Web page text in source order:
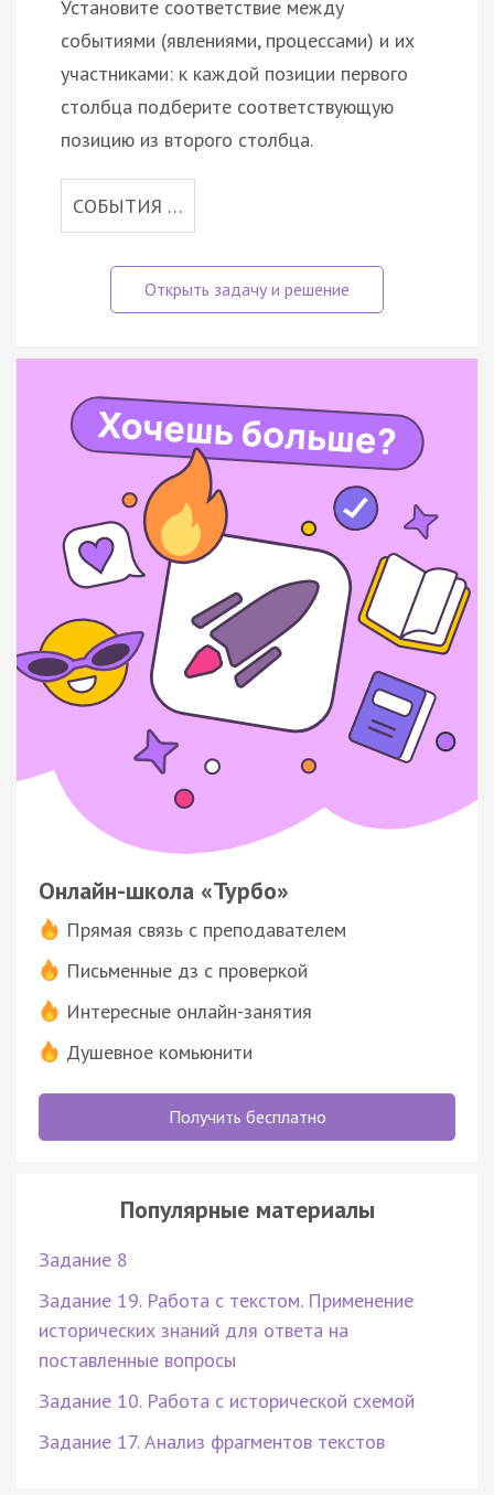
Установите соответствие между
событиями (явлениями, процессами) и их
участниками: к каждой позиции первого
столбца подберите соответствующую
позицию из второго столбца.
СОБЫТИЯ …
Онлайн-школа «Турбо»
Прямая связь с преподавателем
Письменные дз с проверкой
Интересные онлайн-занятия
Душевное комьюнити
Получить бесплатно
Популярные материалы
Задание 8
Задание 19. Работа с текстом. Применение
исторических знаний для ответа на
поставленные вопросы
Задание 10. Работа с исторической схемой
Задание 17. Анализ фрагментов текстов